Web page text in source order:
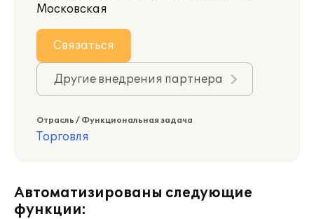
Московская
Связаться
Другие внедрения партнера
Отрасль / Функциональная задача
Торговля
Автоматизированы следующие
функции: